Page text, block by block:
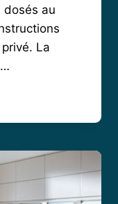
dosés au
La